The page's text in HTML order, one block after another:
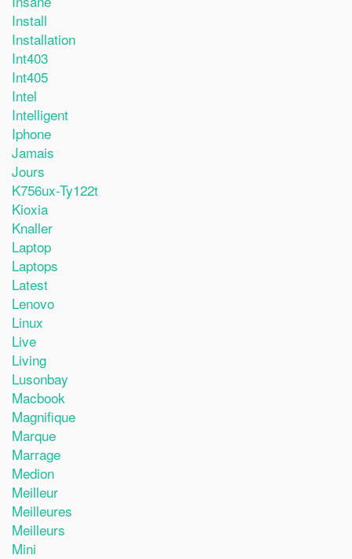
Install
Installation
Int403
Int405
Intel
Intelligent
Iphone
Jamais
Jours
K756ux-Ty122t
Kioxia
Knaller
Laptop
Laptops
Latest
Lenovo
Linux
Live
Living
Lusonbay
Macbook
Magnifique
Marque
Marrage
Medion
Meilleur
Meilleures
Meilleurs
Mini